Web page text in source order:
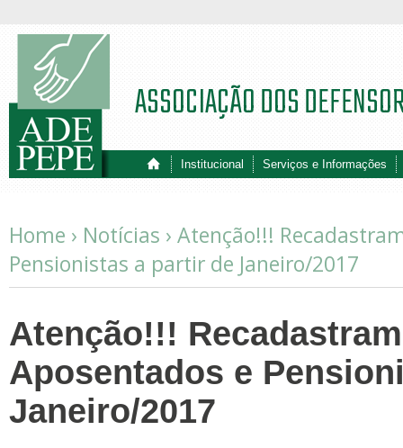
Institucional Serviços e Informações
ASSOCIAÇÃO DOS
Home › Notícias › Atenção!!!
Pensionistas a partir de Janeiro/2017
Atenção!!!
Aposentados e
Janeiro/2017